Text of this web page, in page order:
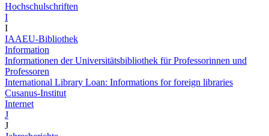
Hochschulschriften
I
I
IAAEU-Bibliothek
Information
Informationen der Universitätsbibliothek für Professorinnen und
Professoren
International Library Loan: Informations for foreign libraries
Cusanus-Institut
Internet
J
J